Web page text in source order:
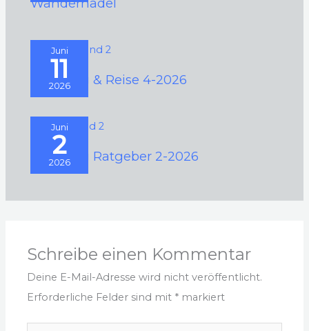
Wandernadel
Juni
11
2026
Camping & Reise 4-2026
Juni
2
2026
Camping Ratgeber 2-2026
Schreibe einen Kommentar
Deine E-Mail-Adresse wird nicht veröffentlicht.
Erforderliche Felder sind mit * markiert